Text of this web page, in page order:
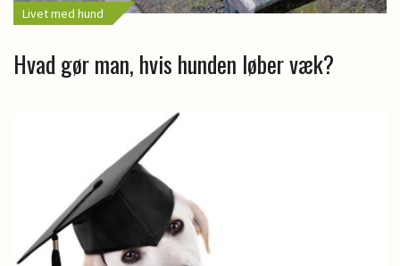
Livet med hund
Hvad gør man, hvis hunden løber væk?